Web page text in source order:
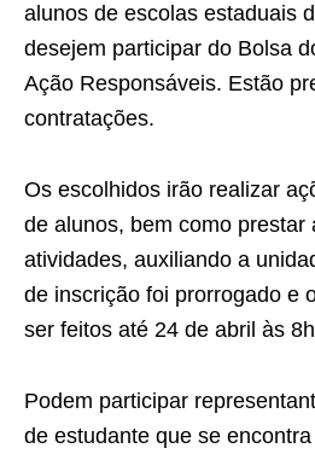
alunos de escolas estaduais
desejem participar do Bolsa
Ação Responsáveis. Estão
contratações.
Os escolhidos irão realizar
de alunos, bem como prestar
atividades, auxiliando a
de inscrição foi prorrogado e
ser feitos até 24 de abril às
Podem participar
de estudante que se